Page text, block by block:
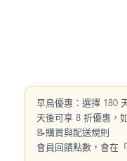
早鳥優惠：選擇 180
天後可享 8 折優惠，
📝購買與配送規則
會員回饋點數，會在